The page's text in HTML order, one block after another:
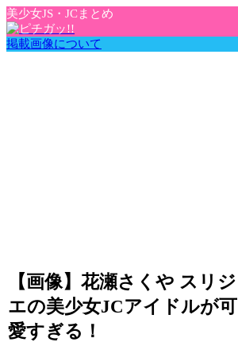
美少女JS・JCまとめ
掲載画像について
【画像】花瀬さくや スリジ
エの美少女JCアイドルが可
愛すぎる！